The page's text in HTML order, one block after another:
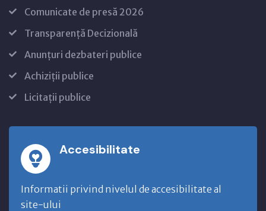
Comunicate de presă 2026
Transparență Decizională
Anunțuri dezbateri publice
Achiziții publice
Licitații publice
Accesibilitate
Informatii privind nivelul de accesibilitate al
site-ului